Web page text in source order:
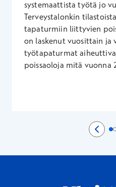
systemaattista työtä jo
Terveystalonkin
tapaturmiin liittyvien
on laskenut vuosittain ja
työtapaturmat
poissaoloja mitä vuonna
0/2